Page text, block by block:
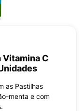
C
as Pastilhas
menta e com